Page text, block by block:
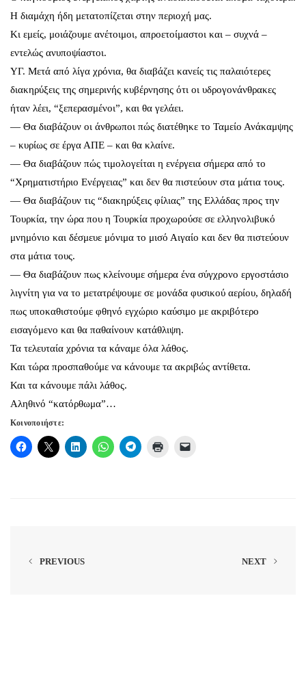
Η διαμάχη ήδη μετατοπίζεται στην περιοχή μας.
Κι εμείς, μοιάζουμε ανέτοιμοι, απροετοίμαστοι και – συχνά –
εντελώς ανυποψίαστοι.
ΥΓ. Μετά από λίγα χρόνια, θα διαβάζει κανείς τις παλαιότερες
διακηρύξεις της σημερινής κυβέρνησης ότι οι υδρογονάνθρακες
ήταν λέει, “ξεπερασμένοι”, και θα γελάει.
— Θα διαβάζουν οι άνθρωποι πώς διατέθηκε το Ταμείο Ανάκαμψης
– κυρίως σε έργα ΑΠΕ – και θα κλαίνε.
— Θα διαβάζουν πώς τιμολογείται η ενέργεια σήμερα από το
“Χρηματιστήριο Ενέργειας” και δεν θα πιστεύουν στα μάτια τους.
— Θα διαβάζουν τις “διακηρύξεις φίλιας” της Ελλάδας προς την
Τουρκία, την ώρα που η Τουρκία προχωρούσε σε ελληνολιβυκό
μνημόνιο και δέσμευε μόνιμα το μισό Αιγαίο και δεν θα πιστεύουν
στα μάτια τους.
— Θα διαβάζουν πως κλείνουμε σήμερα ένα σύγχρονο εργοστάσιο
λιγνίτη για να το μετατρέψουμε σε μονάδα φυσικού αερίου, δηλαδή
πως υποκαθιστούμε φθηνό εγχώριο καύσιμο με ακριβότερο
εισαγόμενο και θα παθαίνουν κατάθλιψη.
Τα τελευταία χρόνια τα κάναμε όλα λάθος.
Και τώρα προσπαθούμε να κάνουμε τα ακριβώς αντίθετα.
Και τα κάνουμε πάλι λάθος.
Αληθινό “κατόρθωμα”…
Κοινοποιήστε:
PREVIOUS NEXT